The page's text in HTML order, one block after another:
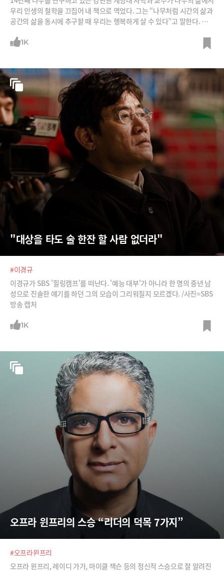
우리 인생의 철학을 끄집어 내 책으로 역었다. 그는 “나무처럼 시간의 삶과
공간의 삶을 동시에 추구할 때 우리는 행복하게 살 수 있다”고 말한다. 주
1K
"대상을 타도 술 한잔 할 사람 없더라"
#이경규
이경규가 SBS '힐링캠프'를 떠난다. '예능 대부'가 아니라 한 명의 중년 남
성으로 진솔한 얘기를 하던 그의 모습이 그리워질지 모르겠다. /사진=SBS
방송 캡처
1K
오프라 윈프리의 스승 “리더의 덕목 7가지”
#오프라윈프리
오프라 윈프리, 레이디 가가, 마이클 잭슨 등의 정신적 스승으로 잘 알려진